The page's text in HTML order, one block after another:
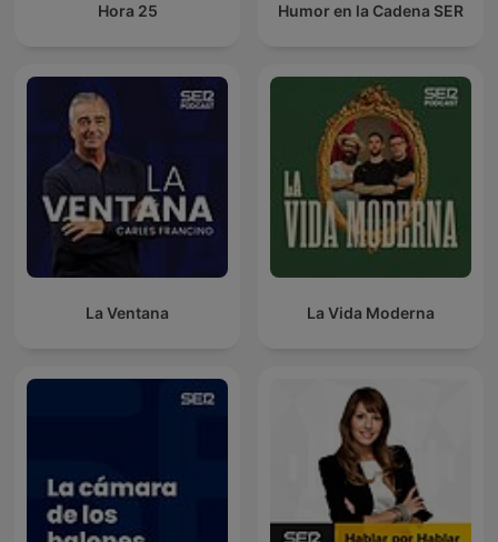
Hora 25 Humor en la Cadena SER
La Ventana La Vida Moderna